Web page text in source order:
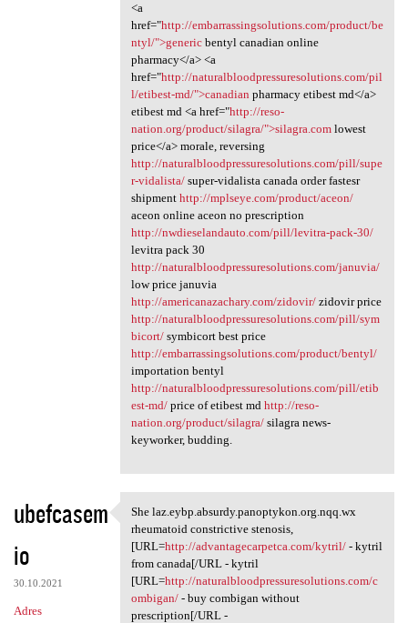
<a
href="http://embarrassingsolutions.com/product/be
ntyl/">genericbentyl canadian online
pharmacy</a> <a
href="http://naturalbloodpressuresolutions.com/pil
l/etibest-md/">canadian pharmacy etibest md</a>
etibest md <a href="http://reso-
nation.org/product/silagra/">silagra.comlowest
price</a> morale, reversing
http://naturalbloodpressuresolutions.com/pill/supe
r-vidalista/super-vidalista canada order fastesr
shipment http://mplseye.com/product/aceon/
aceon online aceon no prescription
http://nwdieselandauto.com/pill/levitra-pack-30/
levitra pack 30
http://naturalbloodpressuresolutions.com/januvia/
low price januvia
http://americanazachary.com/zidovir/zidovir price
http://naturalbloodpressuresolutions.com/pill/sym
bicort/symbicort best price
http://embarrassingsolutions.com/product/bentyl/
importation bentyl
http://naturalbloodpressuresolutions.com/pill/etib
est-md/price of etibest md http://reso-
nation.org/product/silagra/silagra news-
keyworker, budding.
ubefcasem
io
30.10.2021
Adres
She laz.eybp.absurdy
She laz.eybp.absurdy.panoptykon.org.nqq.wx
rheumatoid constrictive stenosis,
[URL=http://advantagecarpetca.com/kytril/- kytril
from canada[/URL - kytril
[URL=http://naturalbloodpressuresolutions.com/c
ombigan/- buy combigan without
prescription[/URL -